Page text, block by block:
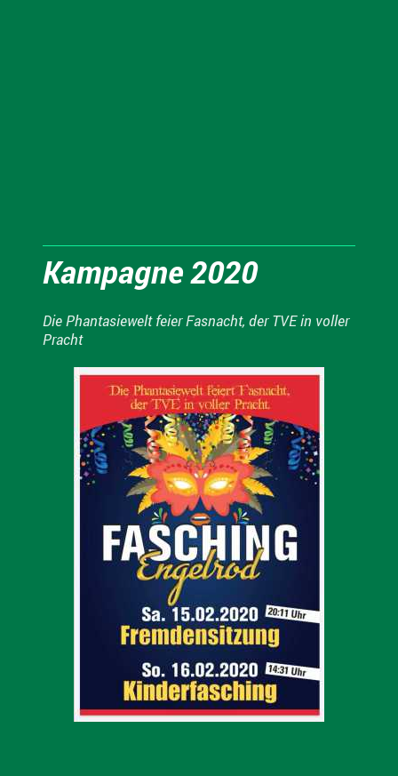
Kampagne 2020
Die Phantasiewelt feier Fasnacht, der TVE in voller
Pracht